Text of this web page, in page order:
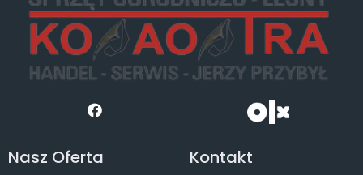
Nasz Oferta Kontakt